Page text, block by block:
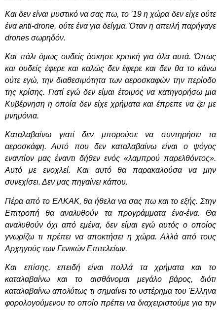
Και δεν είναι μυστικό να σας πω, το ’19 η χώρα δεν είχε ούτε
έναanti-drone, ούτε ένα για δείγμα. Όταν η απειλή παρήγαγε
drones σωρηδόν.
Και πάλι όμως ουδείς άσκησε κριτική για όλα αυτά. Όπως
και ουδείς έφερε και καλώς δεν έφερε και δεν θα το κάνω
ούτε εγώ, την διαθεσιμότητα των αεροσκαφών την περίοδο
της κρίσης. Γιατί εγώ δεν είμαι έτοιμος να κατηγορήσω μια
Κυβέρνηση η οποία δεν είχε χρήματα και έπρεπε να ζει με
μνημόνια.
Καταλαβαίνω γιατί δεν μπορούσε να συντηρήσει τα
αεροσκάφη. Αυτό που δεν καταλαβαίνω είναι ο ψόγος
εναντίον μας έναντι δήθεν ενός «λαμπρού παρελθόντος».
Αυτό με ενοχλεί. Και αυτό θα παρακαλούσα να μην
συνεχίσει. Δεν μας πηγαίνει κάπου.
Πέρα από το ΕΛΚΑΚ, θα ήθελα να σας πω και το εξής. Στην
Επιτροπή θα αναλυθούν τα προγράμματα ένα-ένα. Θα
αναλυθούν όχι από εμένα, δεν είμαι εγώ αυτός ο οποίος
γνωρίζω τι πρέπει να αποκτήσει η χώρα. Αλλά από τους
Aρχηγούς των Γενικών Επιτελείων.
Και επίσης, επειδή είναι πολλά τα χρήματα και το
καταλαβαίνω και το αισθάνομαι μεγάλο βάρος, διότι
καταλαβαίνω απολύτως τι σημαίνει το υστέρημα του Έλληνα
φορολογούμενου το οποίο πρέπει να διαχειριστούμε για την